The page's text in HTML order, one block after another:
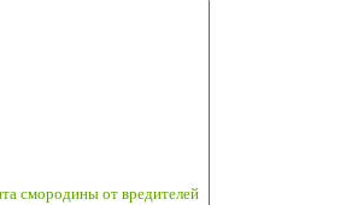
смородины от вредителей